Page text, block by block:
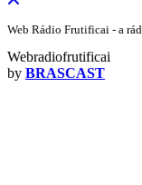
Web Rádio Frutificai - a
Webradiofrutificai
by BRASCAST